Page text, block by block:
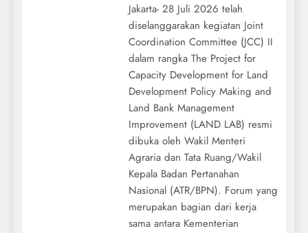
Jakarta- 28 Juli 2026 telah
diselanggarakan kegiatan Joint
Coordination Committee (JCC) II
dalam rangka The Project for
Capacity Development for Land
Development Policy Making and
Land Bank Management
Improvement (LAND LAB) resmi
dibuka oleh Wakil Menteri
Agraria dan Tata Ruang/Wakil
Kepala Badan Pertanahan
Nasional (ATR/BPN). Forum yang
merupakan bagian dari kerja
sama antara Kementerian